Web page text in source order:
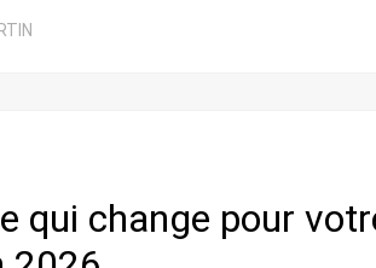
qui change pour